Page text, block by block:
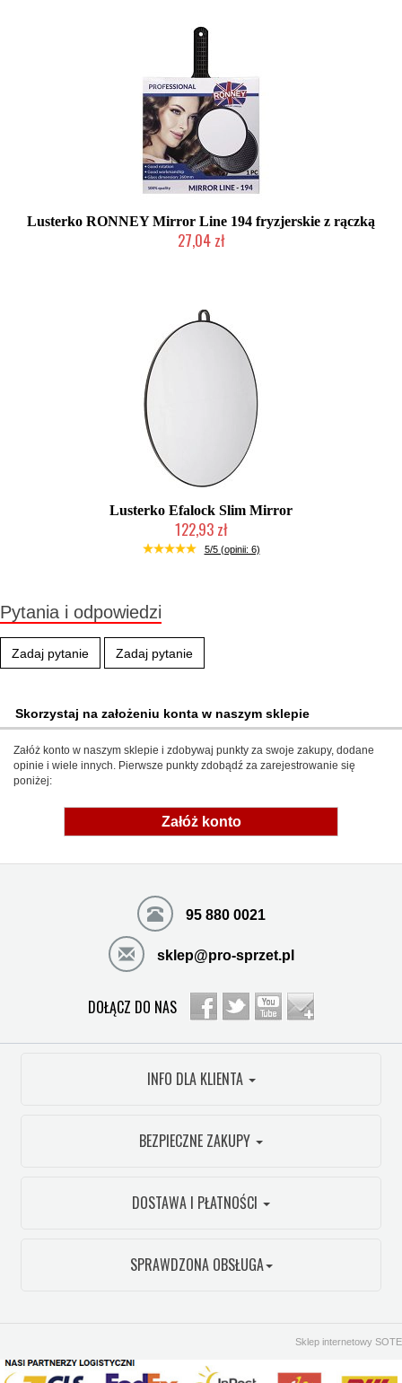
Lusterko RONNEY Mirror Line 194 fryzjerskie z rączką
27,04 zł
Lusterko Efalock Slim Mirror
122,93 zł
Mała ilość (wysyłka w 24h)
5/5 (opinii: 6)
Pytania i odpowiedzi
Zadaj pytanie Zadaj pytanie
Skorzystaj na założeniu konta w naszym sklepie
Załóż konto w naszym sklepie i zdobywaj punkty za swoje zakupy, dodane
opinie i wiele innych. Pierwsze punkty zdobądź za zarejestrowanie się
poniżej:
Załóż konto
95 880 0021
sklep@pro-sprzet.pl
DOŁĄCZ DO NAS
INFO DLA KLIENTA
BEZPIECZNE ZAKUPY
DOSTAWA I PŁATNOŚCI
SPRAWDZONA OBSŁUGA
Sklep internetowy SOTE